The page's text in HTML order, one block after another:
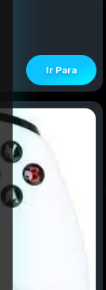
Ir Para